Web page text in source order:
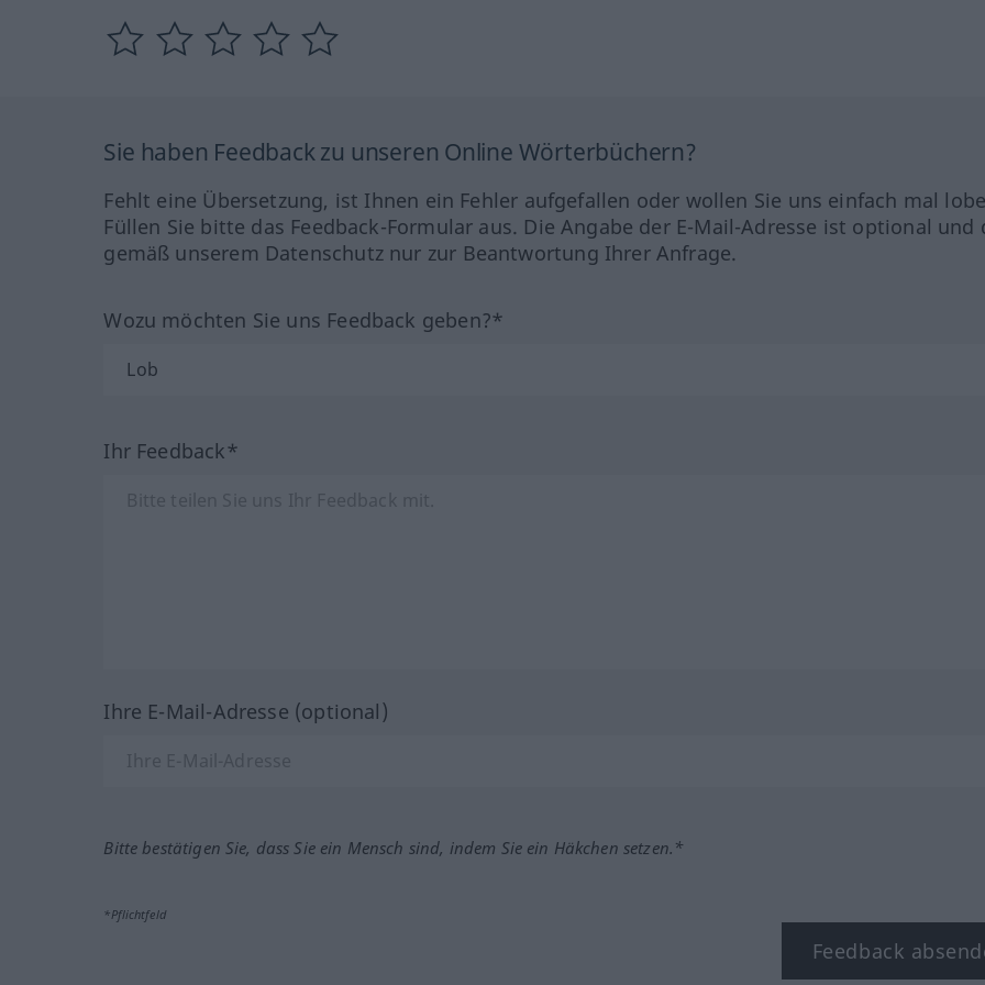
Sie haben Feedback zu unseren Online Wörterbüchern?
Fehlt eine Übersetzung, ist Ihnen ein Fehler aufgefallen oder wollen Sie uns einfach mal
Füllen Sie bitte das Feedback-Formular aus. Die Angabe der E-Mail-Adresse ist optional und
gemäß unserem Datenschutz nur zur Beantwortung Ihrer Anfrage.
Wozu möchten Sie uns Feedback geben?*
Ihr Feedback*
Ihre E-Mail-Adresse (optional)
Bitte bestätigen Sie, dass Sie ein Mensch sind, indem Sie ein Häkchen setzen.*
*Pflichtfeld
Feedback